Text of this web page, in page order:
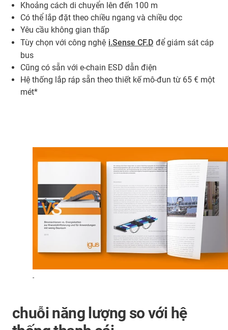
Khoảng cách di chuyển lên đến 100 m
Có thể lắp đặt theo chiều ngang và chiều dọc
Yêu cầu không gian thấp
Tùy chọn với công nghệ i.Sense CF.D để giám sát cáp
bus
Cũng có sẵn với e-chain ESD dẫn điện
Hệ thống lắp ráp sẵn theo thiết kế mô-đun từ 65 € một
mét*
-
chuỗi năng lượng so với hệ